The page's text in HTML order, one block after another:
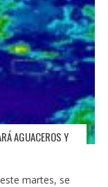
AGUACEROS Y
martes, se